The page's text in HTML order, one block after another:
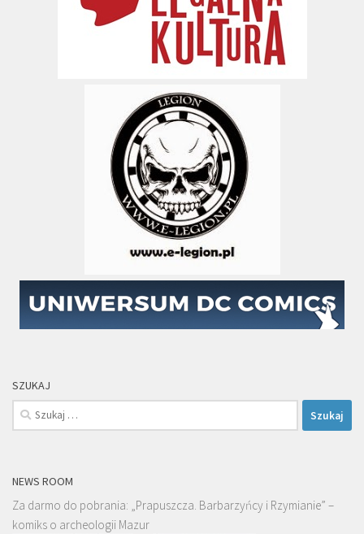
SZUKAJ
Szukaj:
NEWS ROOM
Za darmo do pobrania: „Prapuszcza. Barbarzyńcy i Rzymianie” –
komiks o archeologii Mazur